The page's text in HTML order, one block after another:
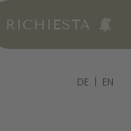
DE EN
RICHIESTA